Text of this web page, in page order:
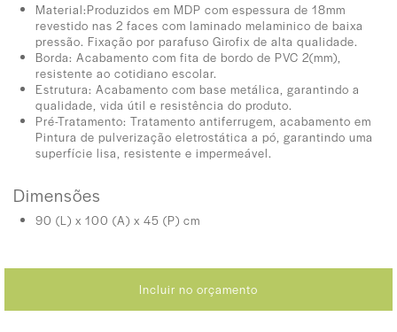
Material:Produzidos em MDP com espessura de 18mm
revestido nas 2 faces com laminado melaminico de baixa
pressão. Fixação por parafuso Girofix de alta qualidade.
Borda: Acabamento com fita de bordo de PVC 2(mm),
resistente ao cotidiano escolar.
Estrutura: Acabamento com base metálica, garantindo a
qualidade, vida útil e resistência do produto.
Pré-Tratamento: Tratamento antiferrugem, acabamento em
Pintura de pulverização eletrostática a pó, garantindo uma
superfície lisa, resistente e impermeável.
Dimensões
90 (L) x 100 (A) x 45 (P) cm
Incluir no orçamento